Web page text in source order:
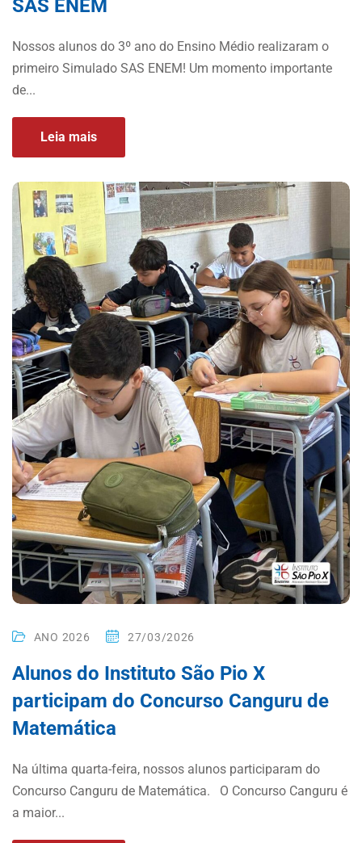
SAS ENEM
Nossos alunos do 3º ano do Ensino Médio realizaram o
primeiro Simulado SAS ENEM! Um momento importante
de...
Leia mais
ANO 2026 27/03/2026
Alunos do Instituto São Pio X
participam do Concurso Canguru de
Matemática
Na última quarta-feira, nossos alunos participaram do
Concurso Canguru de Matemática. O Concurso Canguru é
a maior...